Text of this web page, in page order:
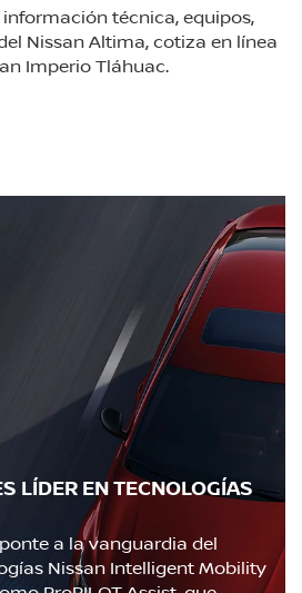
técnica, equipos,
Nissan Altima, cotiza en línea
Imperio Tláhuac.
LÍDER EN TECNOLOGÍAS
a la vanguardia del
Nissan Intelligent Mobility